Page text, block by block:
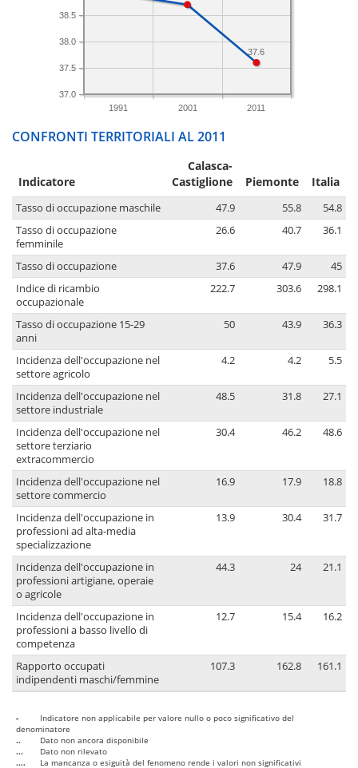
1991 2001 2011
37.0
37.5
38.0
38.5
37.6
CONFRONTI TERRITORIALI AL 2011
Indicatore
Calasca-
Castiglione
Piemonte Italia
Tasso di occupazione maschile 47.9 55.8
54.8
Tasso di occupazione
femminile
26.6 40.7 36.1
Tasso di occupazione 37.6 47.9
45
Indice di ricambio
occupazionale
222.7 303.6 298.1
Tasso di occupazione 15-29
anni
50 43.9 36.3
Incidenza dell'occupazione nel
settore agricolo
4.2 4.2 5.5
Incidenza dell'occupazione nel
settore industriale
48.5 31.8 27.1
Incidenza dell'occupazione nel
settore terziario
extracommercio
30.4 46.2 48.6
Incidenza dell'occupazione nel
settore commercio
16.9 17.9 18.8
Incidenza dell'occupazione in
professioni ad alta-media
specializzazione
13.9 30.4 31.7
Incidenza dell'occupazione in
professioni artigiane, operaie
o agricole
44.3 24 21.1
Incidenza dell'occupazione in
professioni a basso livello di
competenza
12.7 15.4 16.2
Rapporto occupati
indipendenti maschi/femmine
107.3 162.8 161.1
-
Indicatore non applicabile per valore nullo o poco significativo del
denominatore
..
Dato non ancora disponibile
...
Dato non rilevato
....
La mancanza o esiguità del fenomeno rende i valori non significativi